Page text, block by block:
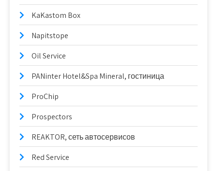
KaKastom Box
Napitstope
Oil Service
PANinter Hotel&Spa Mineral, гостиница
ProChip
Prospectors
REAKTOR, сеть автосервисов
Red Service